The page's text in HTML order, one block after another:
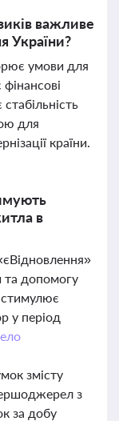
важливе
України?
умови для
для
країни.
в
та допомогу
у період
змісту
з
за добу